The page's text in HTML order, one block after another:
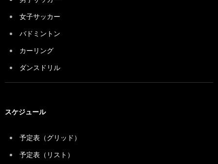
女子サッカー
バドミントン
カーリング
ダンスドリル
スケジュール
予定表（グリッド）
予定表（リスト）